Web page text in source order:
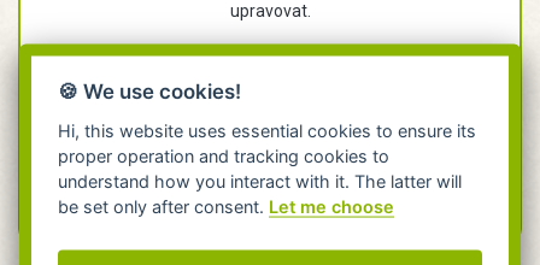
upravovat.
Legislativní zařazení:Jedlý olej – rostlinný, jednodruhový.
Trvanlivost: 12 měsíců
🍪 We use cookies!
Hi, this website uses essential cookies to ensure its
proper operation and tracking cookies to
understand how you interact with it. The latter will
be set only after consent. Let me choose